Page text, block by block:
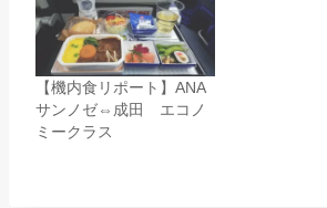
【機内食リポート】ANA
サンノゼ⇔成田 エコノ
ミークラス